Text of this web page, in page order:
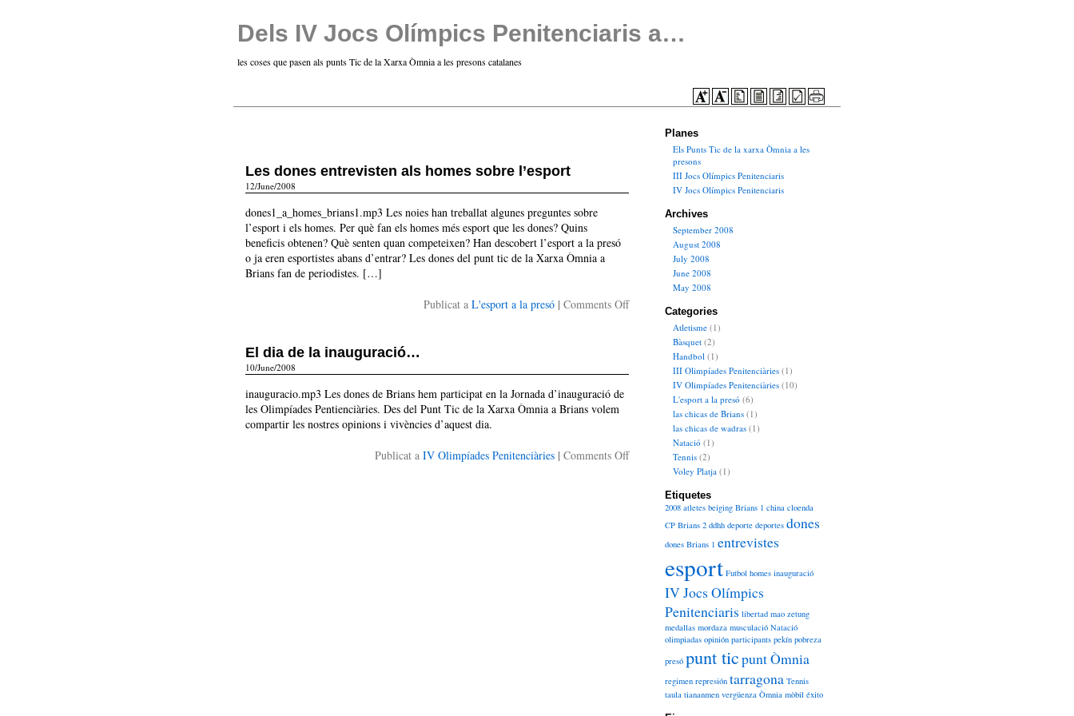
Dels IV Jocs Olímpics Penitenciaris a…
les coses que pasen als punts Tic de la Xarxa Òmnia a les presons catalanes
Les dones entrevisten als homes sobre l’esport
12/June/2008
dones1_a_homes_brians1.mp3 Les noies han treballat algunes preguntes sobre
l’esport i els homes. Per què fan els homes més esport que les dones? Quins
beneficis obtenen? Què senten quan competeixen? Han descobert l’esport a la presó
o ja eren esportistes abans d’entrar? Les dones del punt tic de la Xarxa Òmnia a
Brians fan de periodistes. […]
Publicat a L'esport a la presó | Comments Offon
entrevisten
homes
El dia de la inauguració…
10/June/2008
inauguracio.mp3 Les dones de Brians hem participat en la Jornada d’inauguració de
les Olimpíades Pentienciàries. Des del Punt Tic de la Xarxa Òmnia a Brians volem
compartir les nostres opinions i vivències d’aquest dia.
Publicat a IV Olimpíades Penitenciàries | Comments Offon
inauguració…
Planes
Els Punts Tic de la xarxa Òmnia a les
presons
III Jocs Olímpics Penitenciaris
IV Jocs Olímpics Penitenciaris
Archives
September 2008
August 2008
July 2008
June 2008
May 2008
Categories
Atletisme (1)
Bàsquet (2)
Handbol (1)
III Olimpíades Penitenciàries (1)
IV Olimpíades Penitenciàries (10)
L'esport a la presó (6)
las chicas de Brians (1)
las chicas de wadras (1)
Natació (1)
Tennis (2)
Voley Platja (1)
Etiquetes
2008 atletes beiging Brians 1 china cloenda
CP Brians 2 ddhh deporte deportes dones
dones Brians 1 entrevistes
esport Futbol homes inauguració
IV Jocs Olímpics
Penitenciaris libertad mao zetung
medallas mordaza musculació Natació
olimpiadas opinión participants pekín pobreza
presó punt ticpunt Òmnia
regimen represión tarragona Tennis
taula tiananmen vergüenza Òmnia mòbil éxito